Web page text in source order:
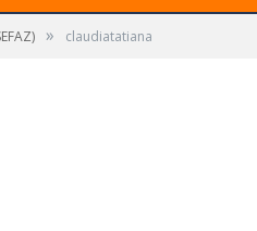
» claudiatatiana